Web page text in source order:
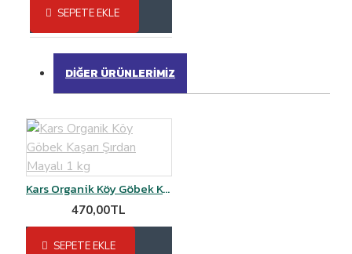
SEPETE EKLE
DIĞER ÜRÜNLERIMIZ
Kars Organik Köy Göbek Kaşarı Şırdan Mayalı 1 kg
470,00TL
SEPETE EKLE